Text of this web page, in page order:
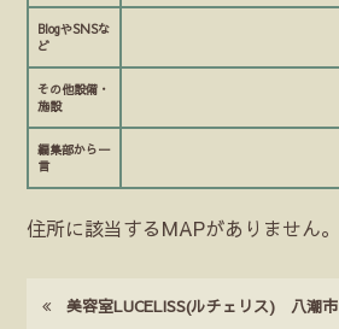
BlogやSNSな
ど
その他設備・
施設
編集部から一
言
住所に該当するMAPがありません。
美容室LUCELISS(ルチェリス) 八潮市